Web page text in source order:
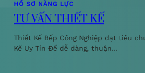
HỒ SƠ NĂNG LỰC
TƯ VẤN THIẾT KẾ
Thiết Kế Bếp Công Nghiệp đạt tiêu
Kế Uy Tín Để dễ dàng, thuận…